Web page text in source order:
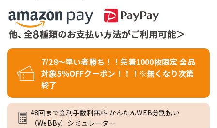
7/28～早い者勝ち！！先着1000枚限定 全品
対象5％OFFクーポン！！！※無くなり次第
終了
48回まで金利手数料無料!かんたんWEB分割払い
（WeBBy）シミュレーター